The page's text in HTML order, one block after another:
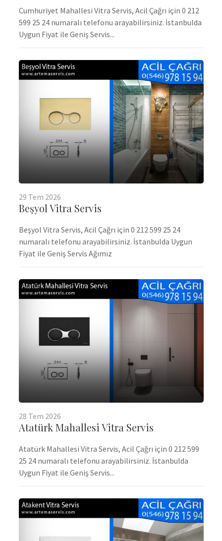
Cumhuriyet Mahallesi Vitra Servis, Acil Çağrı için 0 212
599 25 24 numaralı telefonu arayabilirsiniz. İstanbulda
Uygun Fiyat ile Geniş Servis...
29 Tem 2026
Beşyol Vitra Servis
Beşyol Vitra Servis, Acil Çağrı için 0 212 599 25 24
numaralı telefonu arayabilirsiniz. İstanbulda Uygun
Fiyat ile Geniş Servis Ağımız
28 Tem 2026
Atatürk Mahallesi Vitra Servis
Atatürk Mahallesi Vitra Servis, Acil Çağrı için 0 212 599
25 24 numaralı telefonu arayabilirsiniz. İstanbulda
Uygun Fiyat ile Geniş Servis...